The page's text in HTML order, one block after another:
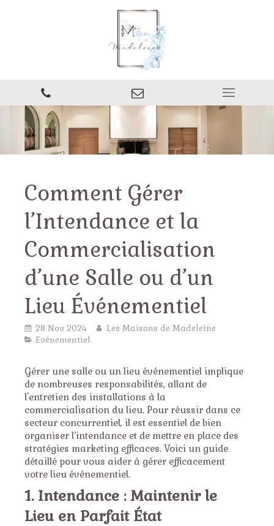
Comment Gérer
l’Intendance et la
Commercialisation
d’une Salle ou d’un
Lieu Événementiel
28 Nov 2024
Les Maisons de Madeleine
Evénementiel
Gérer une salle ou un lieu événementiel implique
de nombreuses responsabilités, allant de
l'entretien des installations à la
commercialisation du lieu. Pour réussir dans ce
secteur concurrentiel, il est essentiel de bien
organiser l’intendance et de mettre en place des
stratégies marketing efficaces. Voici un guide
détaillé pour vous aider à gérer efficacement
votre lieu événementiel.
1. Intendance : Maintenir le
Lieu en Parfait État